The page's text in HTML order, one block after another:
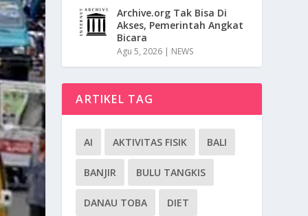
Archive.org Tak Bisa Di
Akses, Pemerintah Angkat
Bicara
Agu 5, 2026 | NEWS
ARTIKEL TAG
AI AKTIVITAS FISIK BALI
BANJIR BULU TANGKIS
DANAU TOBA DIET